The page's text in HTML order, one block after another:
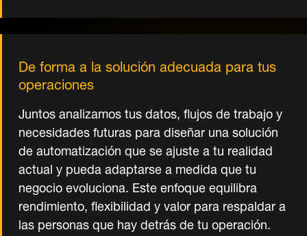
De forma a la solución adecuada para tus
operaciones
Juntos analizamos tus datos, flujos de trabajo y
necesidades futuras para diseñar una solución
de automatización que se ajuste a tu realidad
actual y pueda adaptarse a medida que tu
negocio evoluciona. Este enfoque equilibra
rendimiento, flexibilidad y valor para respaldar a
las personas que hay detrás de tu operación.